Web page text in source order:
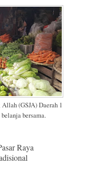
(GSJA) Daerah 1
bersama.
Raya